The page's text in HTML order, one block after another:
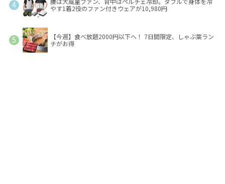
やす1着2役のファン付きウェアが10,980円
【今週】食べ放題2000円以下へ！ 7日間限定、しゃぶ葉ラン
チがお得